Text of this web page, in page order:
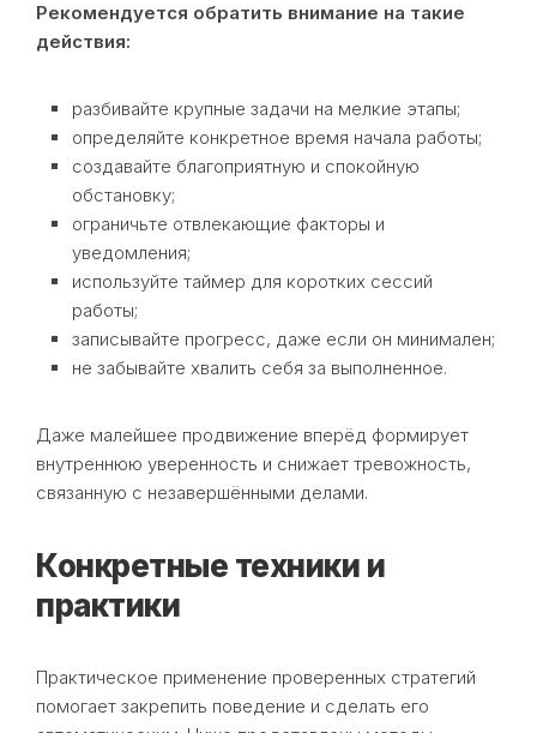
Рекомендуется обратить внимание на такие
действия:
разбивайте крупные задачи на мелкие этапы;
определяйте конкретное время начала работы;
создавайте благоприятную и спокойную
обстановку;
ограничьте отвлекающие факторы и
уведомления;
используйте таймер для коротких сессий
работы;
записывайте прогресс, даже если он минимален;
не забывайте хвалить себя за выполненное.
Даже малейшее продвижение вперёд формирует
внутреннюю уверенность и снижает тревожность,
связанную с незавершёнными делами.
Конкретные техники и
практики
Практическое применение проверенных стратегий
помогает закрепить поведение и сделать его